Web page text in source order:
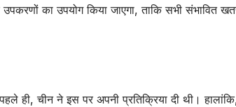
उपकरणों का उपयोग किया जाएगा, ताकि सभी संभावित
ही, चीन ने इस पर अपनी प्रतिक्रिया दी थी।